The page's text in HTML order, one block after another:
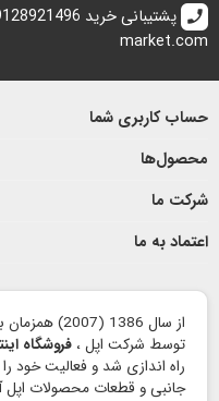
call پشتیبانی خرید 09128921496 - 02144846502
market.com
حساب کاربری شما
محصول‌ها
شرکت ما
اعتماد به ما
از سال 1386
توسط شرکت اپل ، فروشگاه
راه اندازی شد و فعالیت خود را
جانبی و قطعات محصولات اپل